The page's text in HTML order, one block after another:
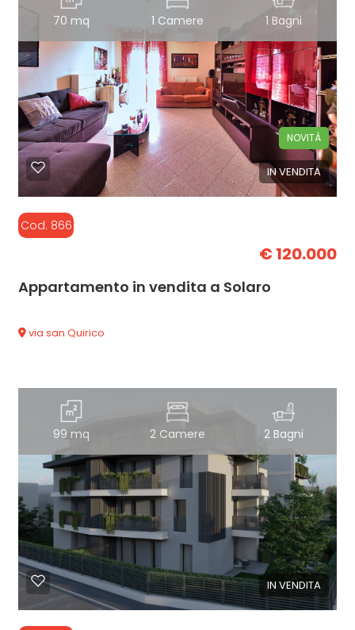
70 mq 1 Camere 1 Bagni
IN VENDITA
NOVITÀ
Cod. 866
€ 120.000
Appartamento in vendita a Solaro
via san Quirico
99 mq 2 Camere 2 Bagni
IN VENDITA